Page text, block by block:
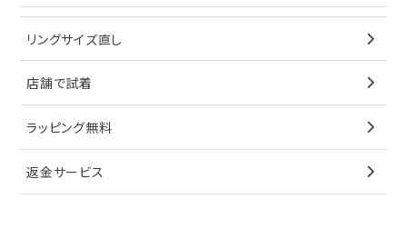
ブレスレット
ペンダントトップ
ブローチ
その他
ノーブランドジュエリーをすべて見る
イヤリング
ブレスレット
ペンダントトップ
ブローチ
その他
キーケース
サングラス
シューズ
香水
オメガ
シャネル
タグホイヤー
カルティエ
セイコー
ブルガリ
カルティエ
ウノアエレ
4℃
星
リボン
花
リングサイズ直し
店舗で試着
ラッピング無料
返金サービス